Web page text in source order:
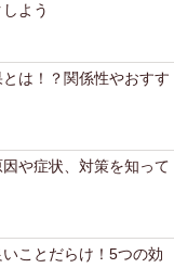
よう
は！？関係性やおすす
や症状、対策を知って
ことだらけ！5つの効